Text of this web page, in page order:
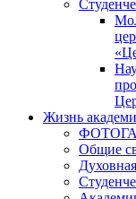
Жизнь
Общие